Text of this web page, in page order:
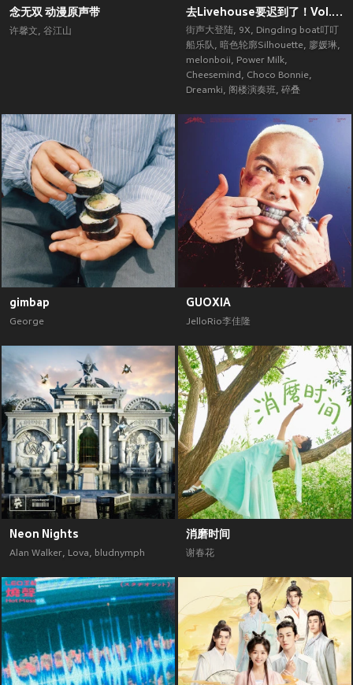
念无双 动漫原声带
许馨文, 谷江山
去Livehouse要迟到了！Vol.2 (街声大登陆合辑Vol.5)
街声大登陆, 9X, Dingding boat叮叮
船乐队, 暗色轮廓Silhouette, 廖媛琳,
melonboii, Power Milk,
Cheesemind, Choco Bonnie,
Dreamki, 阁楼演奏班, 碎叠
gimbap
George
GUOXIA
JelloRio李佳隆
Neon Nights
Alan Walker, Lova, bludnymph
消磨时间
谢春花